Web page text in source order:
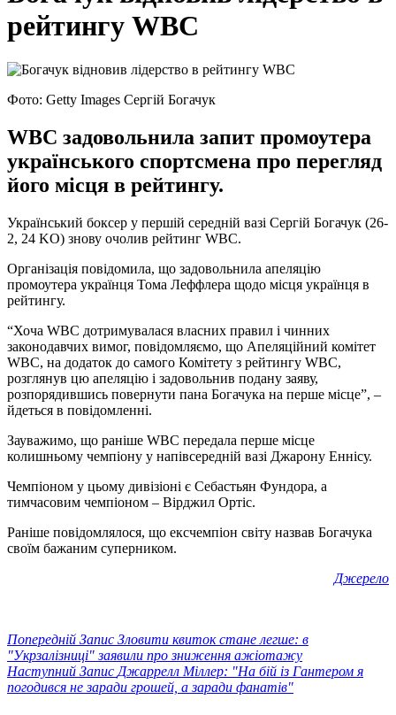
рейтингу WBC
Фото: Getty Images Сергій Богачук
WBC задовольнила запит промоутера
українського спортсмена про перегляд
його місця в рейтингу.
Український боксер у першій середній вазі Сергій Богачук (26-
2, 24 KO) знову очолив рейтинг WBC.
Організація повідомила, що задовольнила апеляцію
промоутера українця Тома Леффлера щодо місця українця в
рейтингу.
“Хоча WBC дотримувалася власних правил і чинних
законодавчих вимог, повідомляємо, що Апеляційний комітет
WBC, на додаток до самого Комітету з рейтингу WBC,
розглянув цю апеляцію і задовольнив подану заяву,
розпорядившись повернути пана Богачука на перше місце”, –
йдеться в повідомленні.
Зауважимо, що раніше WBC передала перше місце
колишньому чемпіону у напівсередній вазі Джарону Еннісу.
Чемпіоном у цьому дивізіоні є Себастьян Фундора, а
тимчасовим чемпіоном – Вірджил Ортіс.
Раніше повідомлялося, що ексчемпіон світу назвав Богачука
своїм бажаним суперником.
Джерело
Попередній Запис Зловити квиток стане легше: в
"Укрзалізниці" заявили про зниження ажіотажу
Наступний Запис Джаррелл Міллер: "На бій із Гантером я
погодився не заради грошей, а заради фанатів"